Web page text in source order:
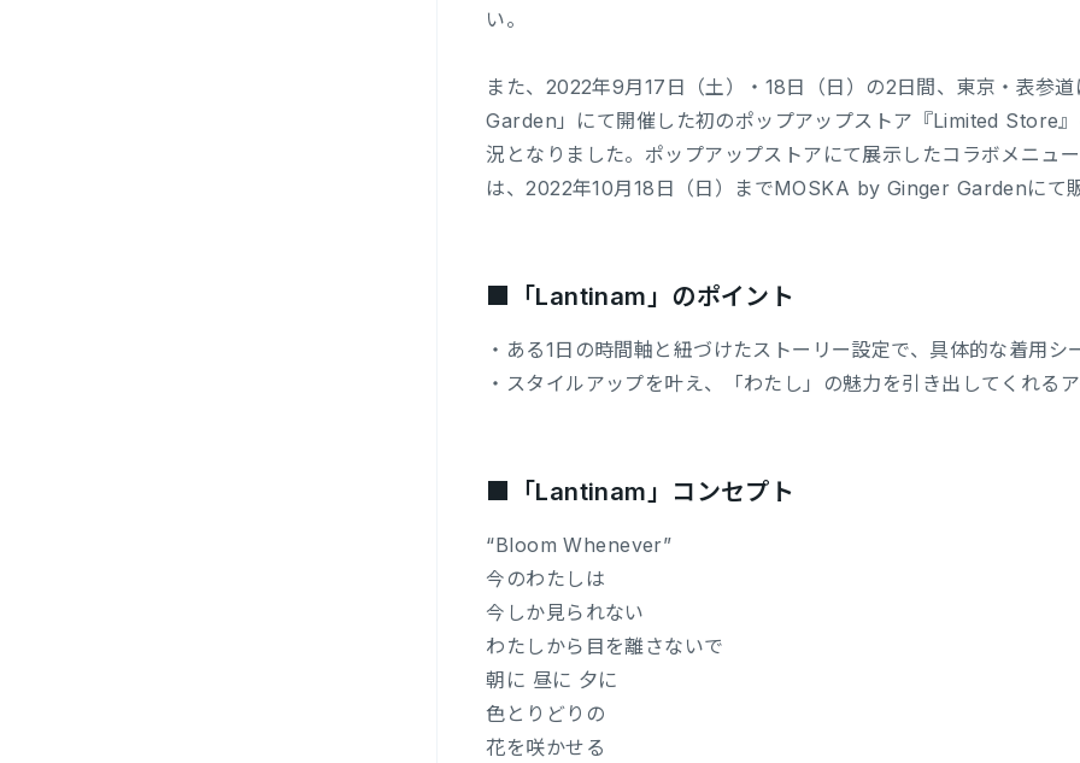
い。
また、2022年9月17日（土）・18日（日）の2日間、東京・表参
Garden」にて開催した初のポップアップストア『Limited Store
況となりました。ポップアップストアにて展示したコラボメニュ
は、2022年10月18日（日）までMOSKA by Ginger Gardenにて販
■「Lantinam」のポイント
・ある1日の時間軸と紐づけたストーリー設定で、具体的な着用シ
・スタイルアップを叶え、「わたし」の魅力を引き出してくれる
■「Lantinam」コンセプト
“Bloom Whenever”
今のわたしは
今しか見られない
わたしから目を離さないで
朝に 昼に 夕に
色とりどりの
花を咲かせる